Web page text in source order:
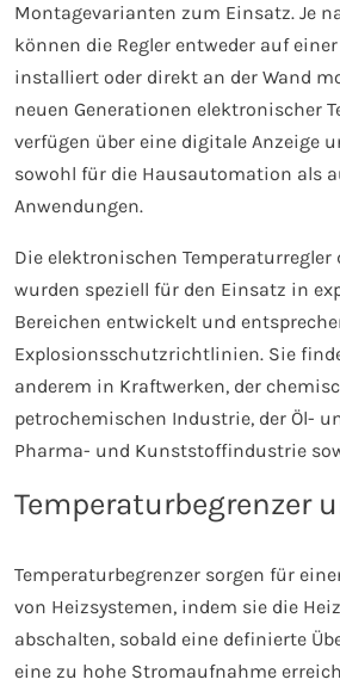
Montagevarianten zum Einsatz. Je
können die Regler entweder auf
installiert oder direkt an der Wand
neuen Generationen elektronischer
verfügen über eine digitale Anzeige
sowohl für die Hausautomation als
Anwendungen.
Die elektronischen Temperaturregler
wurden speziell für den Einsatz in
Bereichen entwickelt und
Explosionsschutzrichtlinien. Sie
anderem in Kraftwerken, der
petrochemischen Industrie, der Öl-
Pharma- und Kunststoffindustrie
Temperaturbegrenzer
Temperaturbegrenzer sorgen für
von Heizsystemen, indem sie die
abschalten, sobald eine definierte
eine zu hohe Stromaufnahme